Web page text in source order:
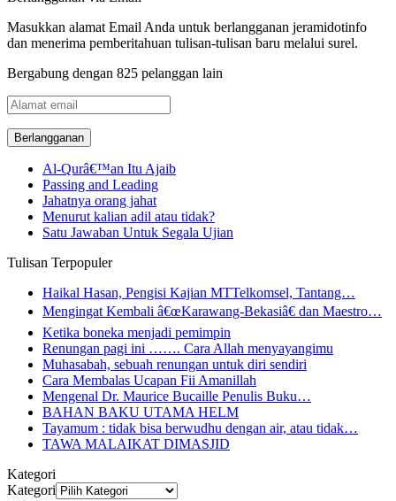
Masukkan alamat Email Anda untuk berlangganan jeramidotinfo
dan menerima pemberitahuan tulisan-tulisan baru melalui surel.
Bergabung dengan 825 pelanggan lain
Alamat
email
Al-Qurâ€™an Itu Ajaib
Passing and Leading
Jahatnya orang jahat
Menurut kalian adil atau tidak?
Satu Jawaban Untuk Segala Ujian
Tulisan Terpopuler
Haikal Hasan, Pengisi Kajian MTTelkomsel, Tantang…
Mengingat Kembali â€œKarawang-Bekasiâ€ dan Maestro…
Ketika boneka menjadi pemimpin
Renungan pagi ini ……. Cara Allah menyayangimu
Muhasabah, sebuah renungan untuk diri sendiri
Cara Membalas Ucapan Fii Amanillah
Mengenal Dr. Maurice Bucaille Penulis Buku…
BAHAN BAKU UTAMA HELM
Tayamum : tidak bisa berwudhu dengan air, atau tidak…
TAWA MALAIKAT DIMASJID
Kategori
Kategori